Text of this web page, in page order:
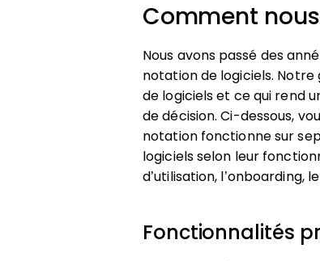
Comment
Nous avons passé des
notation de logiciels.
de logiciels et ce qui rend
de décision. Ci-dessous,
notation fonctionne sur
logiciels selon leur
d’utilisation,
Fonctionnalités